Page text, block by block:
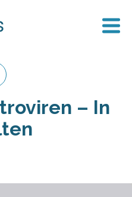
– In